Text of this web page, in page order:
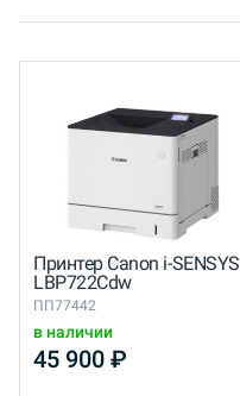
Принтер Canon i-SENSYS
LBP722Cdw
ПП77442
в наличии
45 900₽